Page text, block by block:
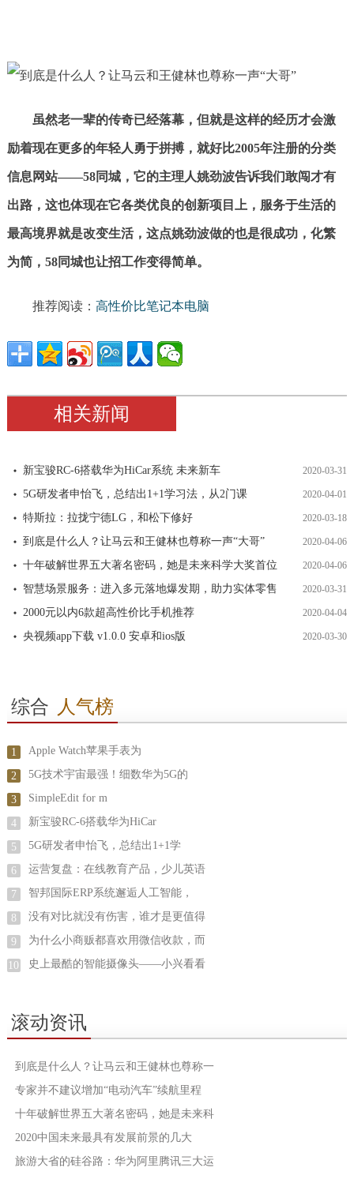
虽然老一辈的传奇已经落幕，但就是这样的经历才会激
励着现在更多的年轻人勇于拼搏，就好比2005年注册的分类
信息网站——58同城，它的主理人姚劲波告诉我们敢闯才有
出路，这也体现在它各类优良的创新项目上，服务于生活的
最高境界就是改变生活，这点姚劲波做的也是很成功，化繁
为简，58同城也让招工作变得简单。
推荐阅读： 高性价比笔记本电脑
相关新闻
新宝骏RC-6搭载华为HiCar系统 未来新车 2020-03-31
5G研发者申怡飞，总结出1+1学习法，从2门课 2020-04-01
特斯拉：拉拢宁德LG，和松下修好 2020-03-18
到底是什么人？让马云和王健林也尊称一声“大哥” 2020-04-06
十年破解世界五大著名密码，她是未来科学大奖首位 2020-04-06
智慧场景服务：进入多元落地爆发期，助力实体零售 2020-03-31
2000元以内6款超高性价比手机推荐 2020-04-04
央视频app下载 v1.0.0 安卓和ios版 2020-03-30
综合 人气榜
1 Apple Watch苹果手表为
2 5G技术宇宙最强！细数华为5G的
3 SimpleEdit for m
4 新宝骏RC-6搭载华为HiCar
5 5G研发者申怡飞，总结出1+1学
6 运营复盘：在线教育产品，少儿英语
7 智邦国际ERP系统邂逅人工智能，
8 没有对比就没有伤害，谁才是更值得
9 为什么小商贩都喜欢用微信收款，而
10 史上最酷的智能摄像头——小兴看看
滚动资讯
到底是什么人？让马云和王健林也尊称一
专家并不建议增加“电动汽车”续航里程
十年破解世界五大著名密码，她是未来科
2020中国未来最具有发展前景的几大
旅游大省的硅谷路：华为阿里腾讯三大运